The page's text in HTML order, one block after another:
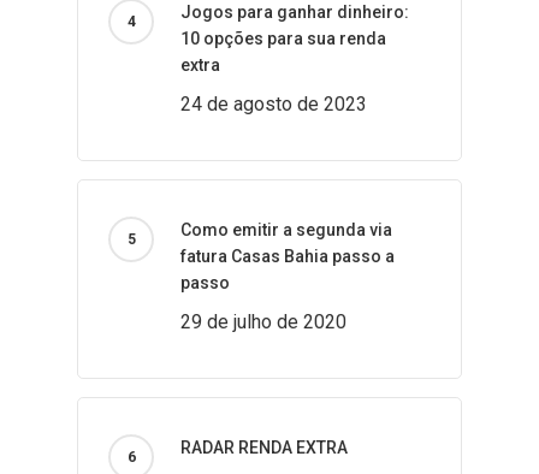
Jogos para ganhar dinheiro:
10 opções para sua renda
extra
24 de agosto de 2023
Como emitir a segunda via
fatura Casas Bahia passo a
passo
29 de julho de 2020
RADAR RENDA EXTRA